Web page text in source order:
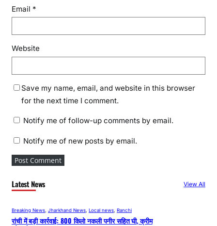
Email *
Website
Save my name, email, and website in this browser
for the next time I comment.
Notify me of follow-up comments by email.
Notify me of new posts by email.
Latest News View All
Breaking News Jharkhand News Local news Ranchi
रांची में बड़ी कार्रवाई: 800 किलो नकली पनीर सहित घी, क्रीम